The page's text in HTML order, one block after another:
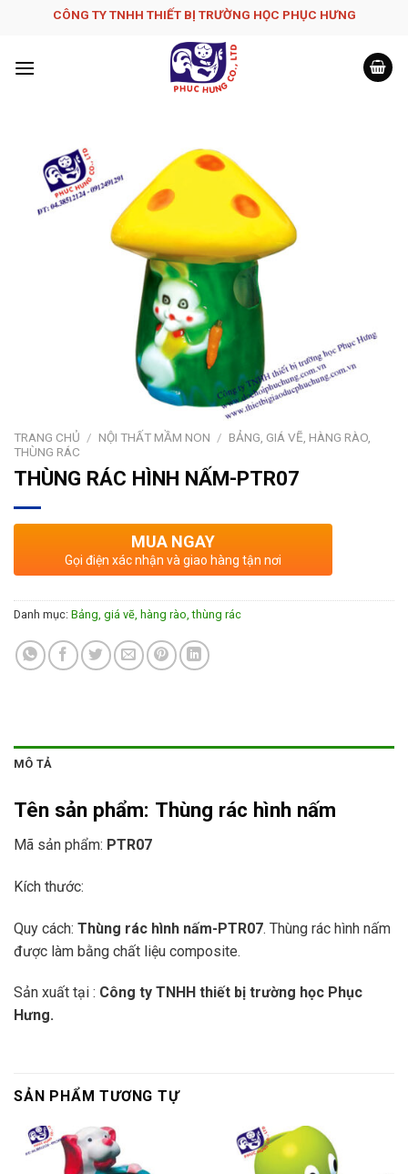
CÔNG TY TNHH THIẾT BỊ TRƯỜNG HỌC PHỤC H­ƯNG
TRANG CHỦ / NỘI THẤT MẦM NON / BẢNG, GIÁ VẼ, HÀNG RÀO,
THÙNG RÁC
THÙNG RÁC HÌNH NẤM-PTR07
MUA NGAY
Gọi điện xác nhận và giao hàng tận nơi
Danh mục: Bảng, giá vẽ, hàng rào, thùng rác
MÔ TẢ
Tên sản phẩm: Thùng rác hình nấm
Mã sản phẩm: PTR07
Kích thước:
Quy cách: Thùng rác hình nấm-PTR07. Thùng rác hình nấm
được làm bằng chất liệu composite.
Sản xuất tại : Công ty TNHH thiết bị trường học Phục
Hưng.
SẢN PHẨM TƯƠNG TỰ